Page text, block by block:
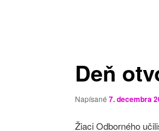
Deň
Napísané 7. decembra
Žiaci Odborného